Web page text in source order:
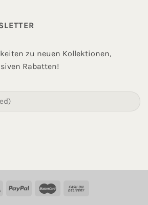
zu neuen Kollektionen,
Rabatten!